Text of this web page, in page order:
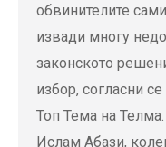
обвинителите
извади многу
законското
избор, согласни
Топ Тема на
Ислам Абази,